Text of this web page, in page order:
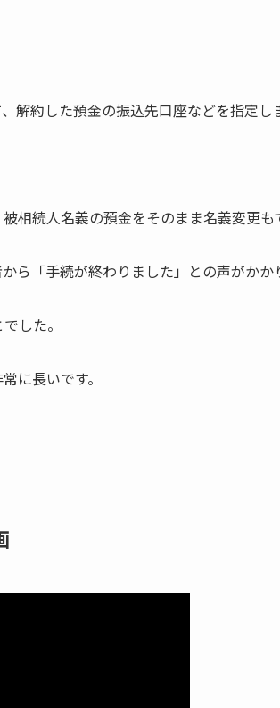
解約した預金の振込先口座などを指定し
相続人名義の預金をそのまま名義変更も
ら「手続が終わりました」との声がかか
した。
に長いです。